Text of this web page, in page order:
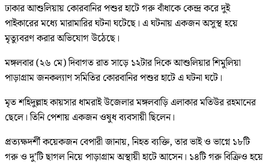
ঢাকার আশুলিয়ায় কোরবানির পশুর হাটে গরু বাঁধাকে কেন্দ্র করে দুই
পাইকারের মধ্যে মারামারির ঘটনা ঘটেছে। এ ঘটনায় একজন অসুস্থ হয়ে
মৃত্যুবরণ করার অভিযোগ উঠেছে।
মঙ্গলবার (২৬ মে) দিবাগত রাত সাড়ে ১২টার দিকে আশুলিয়ার শিমুলিয়া
পাড়াগ্রাম জনকল্যাণ সমিতির কোরবানির পশুর হাটে এ ঘটনা ঘটে।
মৃত শহিদুল্লাহ কায়সার ধামরাই উজেলার মঙ্গলবাড়ি এলাকার মতিউর রহমানের
ছেলে। তিনি পেশায় একজন ওষুধ ব্যবসায়ী ছিলেন।
প্রত্যক্ষদর্শী কয়েকজন বেপারী জানায়, নিহত ব্যক্তি, তার ভাই ও ভাগ্নে ১৮টি
গরু ও দু’টি ছাগল নিয়ে পাড়াগ্রাম অস্থায়ী হাটে আসেন। ১৪টি গরু বিক্রিও হয়ে